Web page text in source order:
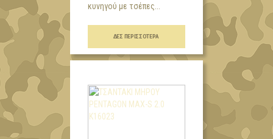
κυνηγού με τσέπες...
ΔΕΣ ΠΕΡΙΣΣΌΤΕΡΑ